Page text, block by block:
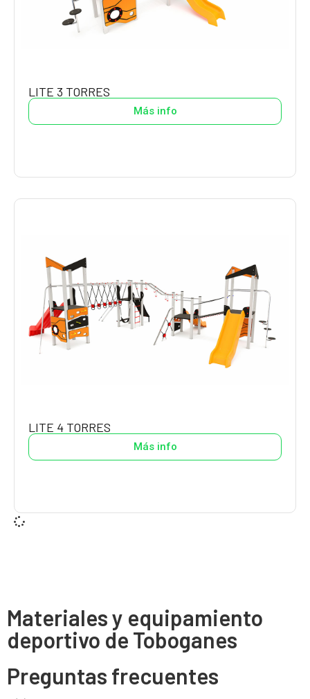
LITE 3 TORRES
Más info
LITE 4 TORRES
Más info
Materiales y equipamiento
deportivo de Toboganes
Preguntas frecuentes